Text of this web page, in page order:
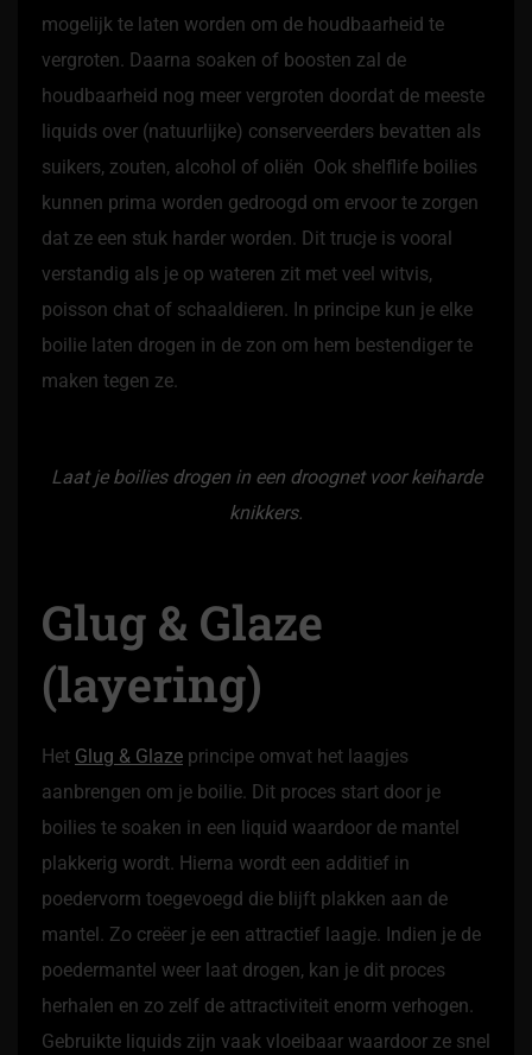
mogelijk te laten worden om de houdbaarheid te
vergroten. Daarna soaken of boosten zal de
houdbaarheid nog meer vergroten doordat de meeste
liquids over (natuurlijke) conserveerders bevatten als
suikers, zouten, alcohol of oliën Ook shelflife boilies
kunnen prima worden gedroogd om ervoor te zorgen
dat ze een stuk harder worden. Dit trucje is vooral
verstandig als je op wateren zit met veel witvis,
poisson chat of schaaldieren. In principe kun je elke
boilie laten drogen in de zon om hem bestendiger te
maken tegen ze.
Laat je boilies drogen in een droognet voor keiharde
knikkers.
Glug & Glaze
(layering)
Het Glug & Glaze principe omvat het laagjes
aanbrengen om je boilie. Dit proces start door je
boilies te soaken in een liquid waardoor de mantel
plakkerig wordt. Hierna wordt een additief in
poedervorm toegevoegd die blijft plakken aan de
mantel. Zo creëer je een attractief laagje. Indien je de
poedermantel weer laat drogen, kan je dit proces
herhalen en zo zelf de attractiviteit enorm verhogen.
Gebruikte liquids zijn vaak vloeibaar waardoor ze snel